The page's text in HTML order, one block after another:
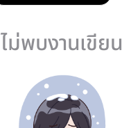
ไม่พบงานเขียน